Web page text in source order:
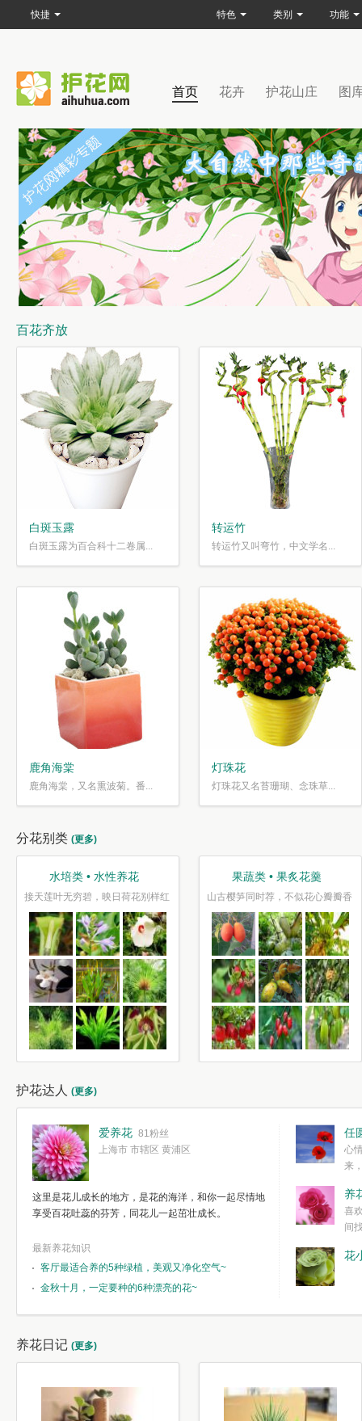
首页 花卉 护花山庄 图
百花齐放
白斑玉露
白斑玉露为百合科十二卷属...
转运竹
转运竹又叫弯竹，中文学名...
鹿角海棠
鹿角海棠，又名熏波菊。番...
灯珠花
灯珠花又名苔珊瑚、念珠草...
分花别类 (更多)
果蔬类 • 果炙花羹
山古樱笋同时荐，不似花心瓣瓣香
观叶类 • 枝繁叶茂
停车坐爱枫林晚，霜叶红于二月花
护花达人 (更多)
爱养花 81粉丝
上海市 市辖区 黄浦区
这里是花儿成长的地方，是花的海洋，和你一起尽情地
享受百花吐蕊的芬芳，同花儿一起茁壮成长。
最新养花知识
客厅最适合养的5种绿植，美观又净化空气~
金秋十月，一定要种的6种漂亮的花~
任
心
来
简单愉快的心
我们自己复杂
养
喜
间
花
养花日记 (更多)
快捷 特色 类别 功能